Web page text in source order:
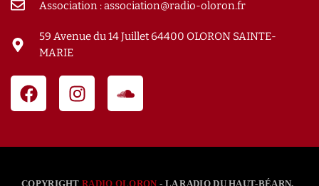
Association : association@radio-oloron.fr
59 Avenue du 14 Juillet 64400 OLORON SAINTE-
MARIE
COPYRIGHTRADIO OLORON - LA RADIO DU HAUT-BÉARN.